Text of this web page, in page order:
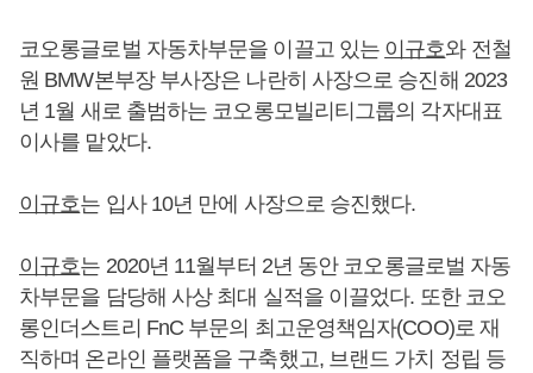
코오롱글로벌 자동차부문을 이끌고 있는 이규호와 전철
원 BMW본부장 부사장은 나란히 사장으로 승진해 2023
년 1월 새로 출범하는 코오롱모빌리티그룹의 각자대표
이사를 맡았다.
이규호는 입사 10년 만에 사장으로 승진했다.
이규호는 2020년 11월부터 2년 동안 코오롱글로벌 자동
차부문을 담당해 사상 최대 실적을 이끌었다. 또한 코오
롱인더스트리 FnC 부문의 최고운영책임자(COO)로 재
직하며 온라인 플랫폼을 구축했고, 브랜드 가치 정립 등